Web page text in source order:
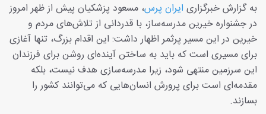
به گزارش خبرگزاری ایران پرس، مسعود پزشکیان پیش از ظهر امروز
در جشنواره خیرین مدرسه‌ساز، با قدردانی از تلاش‌های مردم و
خیرین در این مسیر پرثمر اظهار داشت: این اقدام بزرگ، تنها آغازی
برای مسیری است که باید به ساختن آینده‌ای روشن برای فرزندان
این سرزمین منتهی شود، زیرا مدرسه‌سازی هدف نیست، بلکه
مقدمه‌ای است برای پرورش انسان‌هایی که می‌توانند کشور را
بسازند.